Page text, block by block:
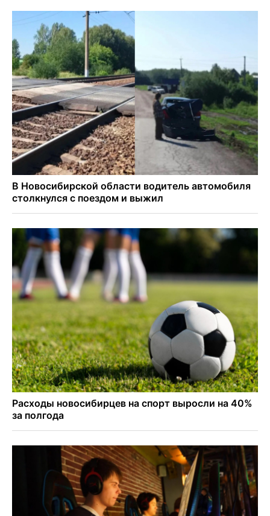
В Новосибирске по КРТ сдали первую очередь
миниполиса «Фора»
О пустырях в центре Новосибирска из-за лимита
площади КРТ предупредили эксперты